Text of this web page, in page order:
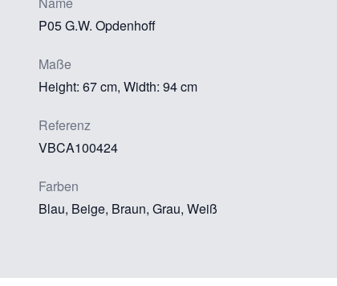
P05 G.W. Opdenhoff
Maße
Height: 67 cm, Width: 94 cm
Referenz
VBCA100424
Farben
Blau, Beige, Braun, Grau, Weiß